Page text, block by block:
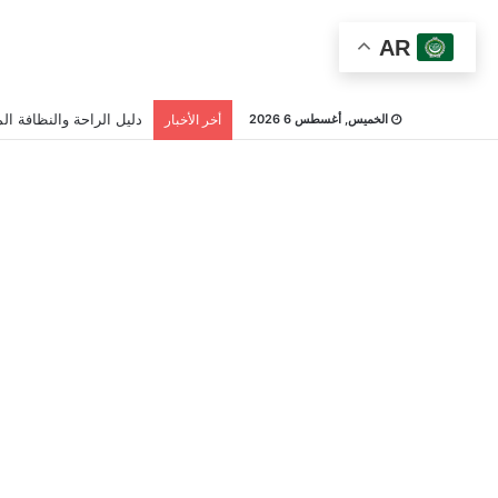
الخميس, أغسطس 6 2026 أخر الأخبار دليل الراحة والنظافة
AR